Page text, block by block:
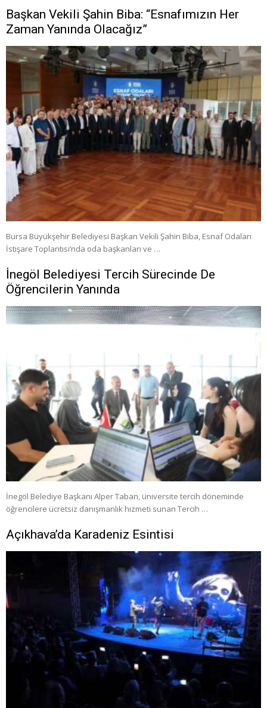
Başkan Vekili Şahin Biba: “Esnafımızın Her
Zaman Yanında Olacağız”
Bursa Büyükşehir Belediyesi Başkan Vekili Şahin Biba, Esnaf Odaları
İstişare Toplantısı’nda oda başkanları ve …
İnegöl Belediyesi Tercih Sürecinde De
Öğrencilerin Yanında
İnegöl Belediye Başkanı Alper Taban, üniversite tercih döneminde
öğrencilere ücretsiz danışmanlık hizmeti sunan Tercih …
Açıkhava’da Karadeniz Esintisi